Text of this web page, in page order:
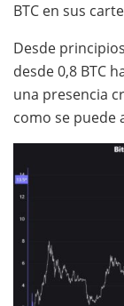
BTC en sus
Desde
desde 0,8 BTC
una presencia
como se puede